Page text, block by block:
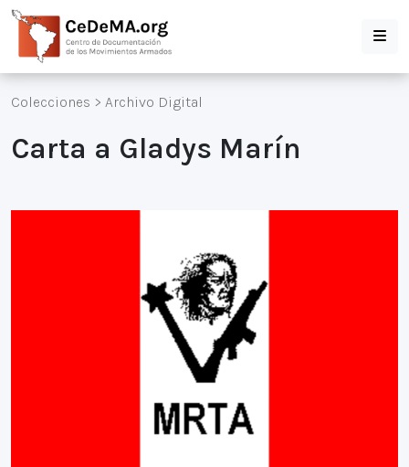
Colecciones > Archivo Digital
Carta a Gladys Marín